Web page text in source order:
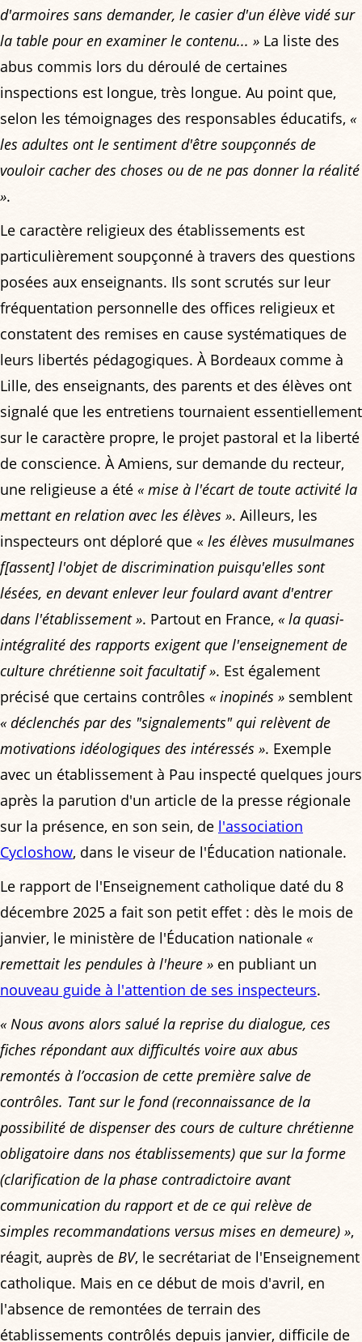
d'armoires sans demander, le casier d'un élève vidé sur
la table pour en examiner le contenu... » La liste des
abus commis lors du déroulé de certaines
inspections est longue, très longue. Au point que,
selon les témoignages des responsables éducatifs, «
les adultes ont le sentiment d'être soupçonnés de
vouloir cacher des choses ou de ne pas donner la réalité
».
Le caractère religieux des établissements est
particulièrement soupçonné à travers des questions
posées aux enseignants. Ils sont scrutés sur leur
fréquentation personnelle des offices religieux et
constatent des remises en cause systématiques de
leurs libertés pédagogiques. À Bordeaux comme à
Lille, des enseignants, des parents et des élèves ont
signalé que les entretiens tournaient essentiellement
sur le caractère propre, le projet pastoral et la liberté
de conscience. À Amiens, sur demande du recteur,
une religieuse a été « mise à l'écart de toute activité la
mettant en relation avec les élèves ». Ailleurs, les
inspecteurs ont déploré que « les élèves musulmanes
f[assent] l'objet de discrimination puisqu'elles sont
lésées, en devant enlever leur foulard avant d'entrer
dans l'établissement ». Partout en France, « la quasi-
intégralité des rapports exigent que l'enseignement de
culture chrétienne soit facultatif ». Est également
précisé que certains contrôles « inopinés » semblent
« déclenchés par des "signalements" qui relèvent de
motivations idéologiques des intéressés ». Exemple
avec un établissement à Pau inspecté quelques jours
après la parution d'un article de la presse régionale
sur la présence, en son sein, de l'association
Cycloshow, dans le viseur de l'Éducation nationale.
Le rapport de l'Enseignement catholique daté du 8
décembre 2025 a fait son petit effet : dès le mois de
janvier, le ministère de l'Éducation nationale «
remettait les pendules à l'heure » en publiant un
nouveau guide à l'attention de ses inspecteurs.
« Nous avons alors salué la reprise du dialogue, ces
fiches répondant aux difficultés voire aux abus
remontés à l’occasion de cette première salve de
contrôles. Tant sur le fond (reconnaissance de la
possibilité de dispenser des cours de culture chrétienne
obligatoire dans nos établissements) que sur la forme
(clarification de la phase contradictoire avant
communication du rapport et de ce qui relève de
simples recommandations versus mises en demeure) »,
réagit, auprès de BV, le secrétariat de l'Enseignement
catholique. Mais en ce début de mois d'avril, en
l'absence de remontées de terrain des
établissements contrôlés depuis janvier, difficile de